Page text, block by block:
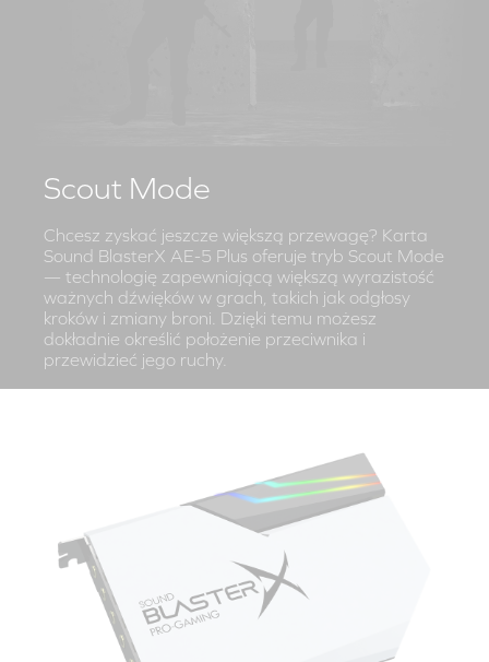
Scout Mode
Chcesz zyskać jeszcze większą przewagę? Karta
Sound BlasterX AE-5 Plus oferuje tryb Scout Mode
— technologię zapewniającą większą wyrazistość
ważnych dźwięków w grach, takich jak odgłosy
kroków i zmiany broni. Dzięki temu możesz
dokładnie określić położenie przeciwnika i
przewidzieć jego ruchy.